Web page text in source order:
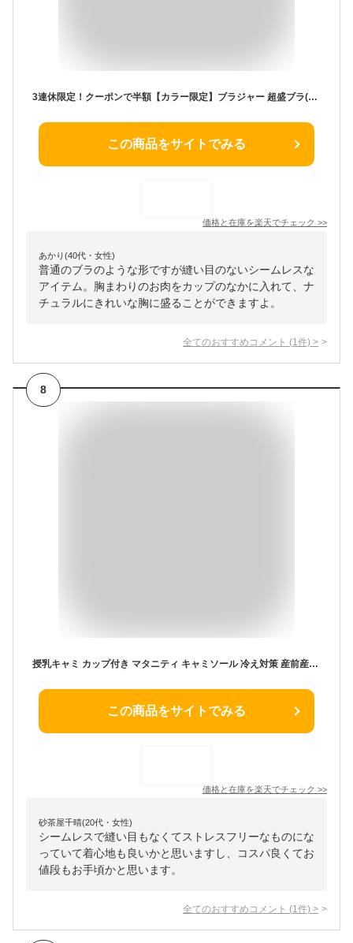
3連休限定！クーポンで半額【カラー限定】ブラジャー 超盛ブラ(R) 単品ブラジャー(下着 レディース 女性 ブラ 盛り シームレス 小胸 盛ブラ 盛りブラ 谷間 盛れるブラ ベージュ 超盛りブラ Tシャツブラ 大きいサイズ 脇肉 黒 寄せ 上げ かわいい 響きにくい ランジェリー)
この商品をサイトでみる
価格と在庫を楽天でチェック >>
あかり(40代・女性)
普通のブラのような形ですが縫い目のないシームレスな
アイテム。胸まわりのお肉をカップのなかに入れて、ナ
チュラルにきれいな胸に盛ることができますよ。
全てのおすすめコメント (1 件) >
8
授乳キャミ カップ付き マタニティ キャミソール 冷え対策 産前産後 マタニティキャミ マタニティーキャミ 授乳服 マタニティ ランジェリー レース シームレス 薄手 ブラジャー ブラック グレー ベージュ パープル 黒 妊婦 ブラ 授乳 マタニティブラ インナー 妊婦
この商品をサイトでみる
価格と在庫を楽天でチェック >>
砂茶屋千晴(20代・女性)
シームレスで縫い目もなくてストレスフリーなものにな
っていて着心地も良いかと思いますし、コスパ良くてお
値段もお手頃かと思います。
全てのおすすめコメント (1 件) >